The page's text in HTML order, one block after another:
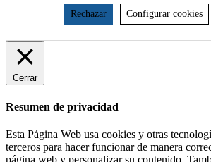
Rechazar Configurar cookies
Cerrar
Resumen de privacidad
Esta Página Web usa cookies y otras
terceros para hacer funcionar de manera
página web y personalizar su contenido.